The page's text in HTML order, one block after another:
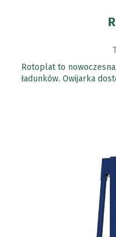
Rotoplat to
ładunków. Owijarka